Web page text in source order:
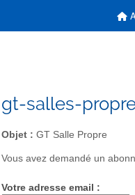
gt-salles-
Objet : GT Salle Propre
Vous avez demandé un
Votre adresse email :